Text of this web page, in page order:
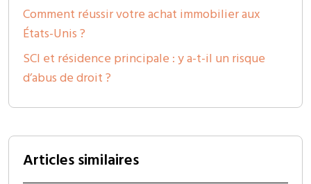
Comment réussir votre achat immobilier aux
États-Unis ?
SCI et résidence principale : y a-t-il un risque
d’abus de droit ?
Articles similaires